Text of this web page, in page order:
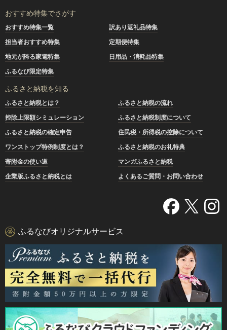
おすすめ特集でさがす
おすすめ特集一覧
訳あり返礼品特集
担当者おすすめ特集
定期便特集
地元が誇る家電特集
日用品・消耗品特集
ふるなび限定特集
ふるさと納税を知る
ふるさと納税とは？
ふるさと納税の流れ
控除上限額シミュレーション
ふるさと納税制度について
ふるさと納税の確定申告
住民税・所得税の控除について
ワンストップ特例制度とは？
ふるさと納税のお礼特典
寄附金の使い道
マンガふるさと納税
企業版ふるさと納税とは
よくあるご質問・お問い合わせ
ふるなびオリジナルサービス